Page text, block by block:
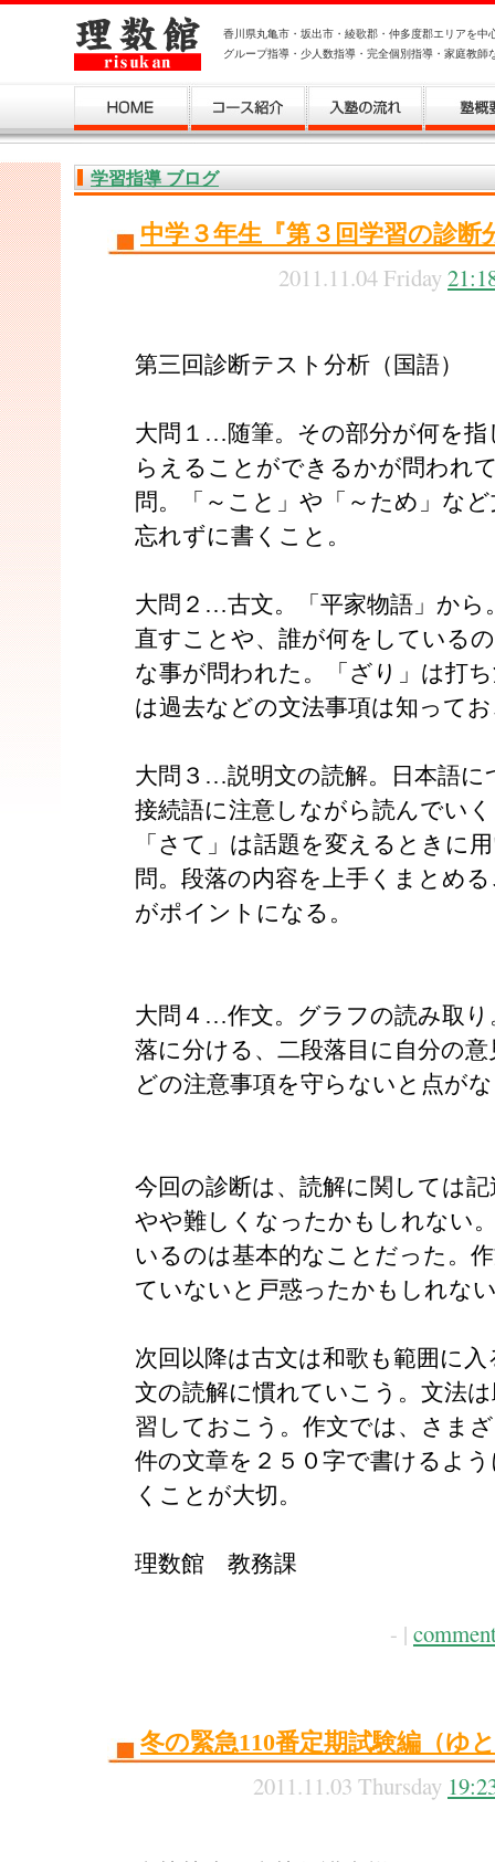
香川県丸亀市・坂出市・綾歌郡・仲多度郡エリアを中
グループ指導・少人数指導・完全個別指導・家庭教
学習指導 ブログ
中学３年生『第３回学習の診断
2011.11.04 Friday
第三回診断テスト分析（国語）
大問１…随筆。その部分が何を
らえることができるかが問われ
問。「～こと」や「～ため」な
忘れずに書くこと。
大問２…古文。「平家物語」から
直すことや、誰が何をしている
な事が問われた。「ざり」は打
は過去などの文法事項は知って
大問３…説明文の読解。日本語に
接続語に注意しながら読んでい
「さて」は話題を変えるときに
問。段落の内容を上手くまとめ
がポイントになる。
大問４…作文。グラフの読み取り
落に分ける、二段落目に自分の
どの注意事項を守らないと点が
今回の診断は、読解に関しては
やや難しくなったかもしれない
いるのは基本的なことだった。
ていないと戸惑ったかもしれな
次回以降は古文は和歌も範囲に
文の読解に慣れていこう。文法
習しておこう。作文では、さま
件の文章を２５０字で書けるよ
くことが大切。
理数館 教務課
- |
冬の緊急110番定期試験編（ゆ
2011.11.03 Thursday